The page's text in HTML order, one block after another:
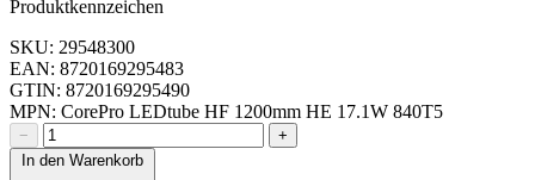
Produktkennzeichen
SKU: 29548300
EAN: 8720169295483
GTIN: 8720169295490
MPN: CorePro LEDtube HF 1200mm HE 17.1W 840T5
−
+
In den Warenkorb